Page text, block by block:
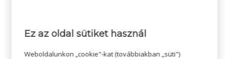
Ez az oldal sütiket használ
Weboldalunkon „cookie"-kat (továbbiakban „süti")